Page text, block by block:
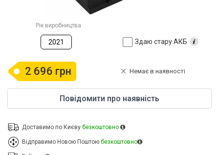
Рік виробництва
2021 Здаю стару АКБ
2 696 грн Немає в наявності
Повідомити про наявність
Доставимо по Києву безкоштовно
Відправимо Новою Поштою безкоштовно